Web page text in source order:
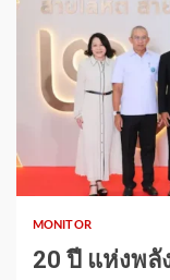
1 min read
MONITOR
20 ปี แห่งพลั